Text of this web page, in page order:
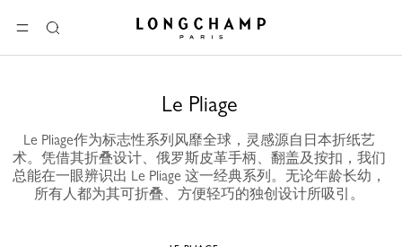
选单
搜
索
Longchamp - 主页
Le Pliage
Le Pliage作为标志性系列风靡全球，灵感源自日本折纸艺
术。凭借其折叠设计、俄罗斯皮革手柄、翻盖及按扣，我们
总能在一眼辨识出 Le Pliage 这一经典系列。无论年龄长幼，
所有人都为其可折叠、方便轻巧的独创设计所吸引。